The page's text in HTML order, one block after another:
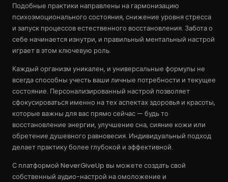
Подобные практики направлены на гармонизацию
психоэмоционального состояния, снижение уровня стресса
и запуск процессов естественного восстановления. Забота о
себе начинается изнутри, и правильный ментальный настрой
играет в этом ключевую роль.
Каждый организм уникален, и универсальные формулы не
всегда способны учесть ваши личные потребности и текущее
состояние. Персонализированный настрой позволяет
сфокусироваться именно на тех аспектах здоровья и красоты,
которые важны для вас прямо сейчас — будь то
восстановление энергии, улучшение сна, сияние кожи или
обретение душевного равновесия. Индивидуальный подход
делает практику более глубокой и эффективной.
С платформой NeverGiveUp вы можете создать свой
собственный аудио-настрой на омоложение и